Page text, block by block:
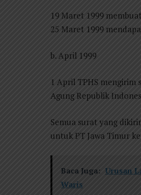
19 Maret 1999
25 Maret 1999
b. April 1999
1 April TPHS mengirim
Agung Republik
Semua surat yang
untuk PT Jawa Timur
Baca Juga: Urusan
Waris